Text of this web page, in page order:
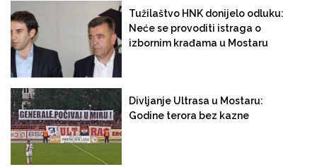
iz Budžeta Federacije!
Brijegu, a Tužilaštvo u
Bihaću podiglo duplo više
optužnica od Mostara.
Tužilaštvo HNK donijelo odluku:
Neće se provoditi istraga o
izbornim krađama u Mostaru
Divljanje Ultrasa u Mostaru:
Godine terora bez kazne